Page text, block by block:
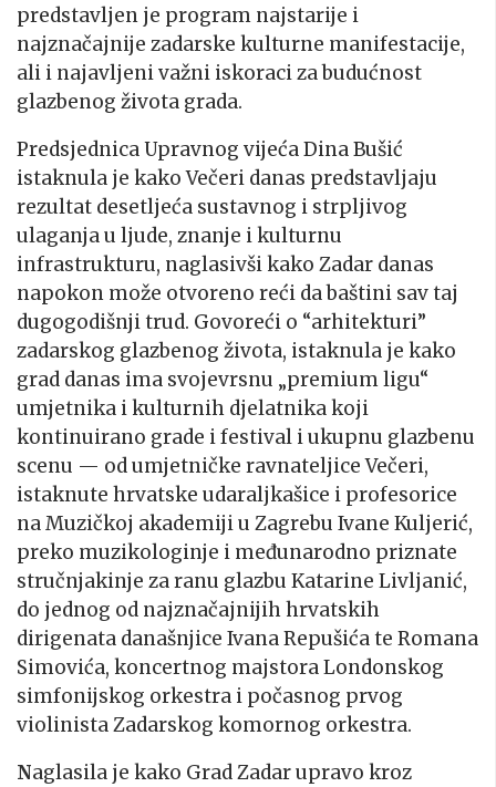
predstavljen je program najstarije i
najznačajnije zadarske kulturne manifestacije,
ali i najavljeni važni iskoraci za budućnost
glazbenog života grada.
Predsjednica Upravnog vijeća Dina Bušić
istaknula je kako Večeri danas predstavljaju
rezultat desetljeća sustavnog i strpljivog
ulaganja u ljude, znanje i kulturnu
infrastrukturu, naglasivši kako Zadar danas
napokon može otvoreno reći da baštini sav taj
dugogodišnji trud. Govoreći o “arhitekturi”
zadarskog glazbenog života, istaknula je kako
grad danas ima svojevrsnu „premium ligu“
umjetnika i kulturnih djelatnika koji
kontinuirano grade i festival i ukupnu glazbenu
scenu — od umjetničke ravnateljice Večeri,
istaknute hrvatske udaraljkašice i profesorice
na Muzičkoj akademiji u Zagrebu Ivane Kuljerić,
preko muzikologinje i međunarodno priznate
stručnjakinje za ranu glazbu Katarine Livljanić,
do jednog od najznačajnijih hrvatskih
dirigenata današnjice Ivana Repušića te Romana
Simovića, koncertnog majstora Londonskog
simfonijskog orkestra i počasnog prvog
violinista Zadarskog komornog orkestra.
Naglasila je kako Grad Zadar upravo kroz